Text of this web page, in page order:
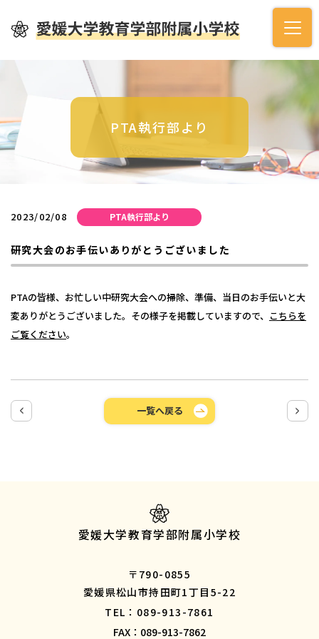
PTA執行部より
2023/02/08 PTA執行部より
研究大会のお手伝いありがとうございました
PTAの皆様、お忙しい中研究大会への掃除、準備、当日のお手伝いと大
変ありがとうございました。その様子を掲載していますので、 こちらを
ご覧ください。
一覧へ戻る
愛媛大学教育学部附属小学校
〒790-0855
愛媛県松山市持田町1丁目5-22
TEL：089-913-7861
FAX：089-913-7862